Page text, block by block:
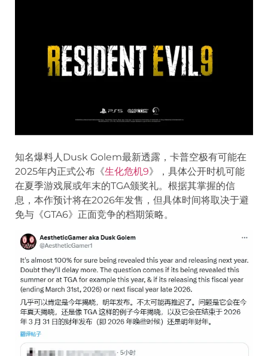
知名爆料人Dusk Golem最新透露，卡普空极有可能在
2025年内正式公布《生化危机9》，具体公开时机可能
在夏季游戏展或年末的TGA颁奖礼。根据其掌握的信
息，本作预计将在2026年发售，但具体时间将取决于避
免与《GTA6》正面竞争的档期策略。